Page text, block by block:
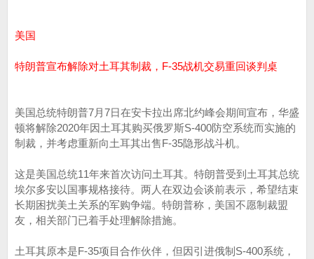
美国
特朗普宣布解除对土耳其制裁，F-35战机交易重回谈判桌
美国总统特朗普7月7日在安卡拉出席北约峰会期间宣布，华盛
顿将解除2020年因土耳其购买俄罗斯S-400防空系统而实施的
制裁，并考虑重新向土耳其出售F-35隐形战斗机。
这是美国总统11年来首次访问土耳其。特朗普受到土耳其总统
埃尔多安以国事规格接待。两人在双边会谈前表示，希望结束
长期困扰美土关系的军购争端。特朗普称，美国不愿制裁盟
友，相关部门已着手处理解除措施。
土耳其原本是F-35项目合作伙伴，但因引进俄制S-400系统，